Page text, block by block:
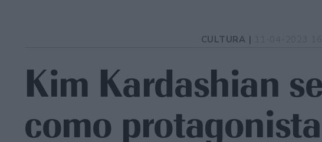
CULTURA |
Kim Kardashian
como